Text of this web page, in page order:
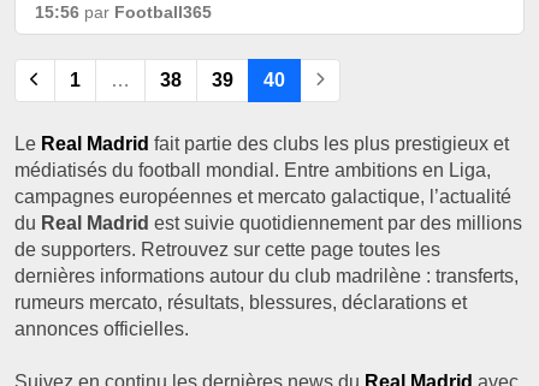
15:56 par Football365
1 … 38 39 40
Le Real Madrid fait partie des clubs les plus prestigieux et
médiatisés du football mondial. Entre ambitions en Liga,
campagnes européennes et mercato galactique, l’actualité
du Real Madrid est suivie quotidiennement par des millions
de supporters. Retrouvez sur cette page toutes les
dernières informations autour du club madrilène : transferts,
rumeurs mercato, résultats, blessures, déclarations et
annonces officielles.
Suivez en continu les dernières news du Real Madrid avec